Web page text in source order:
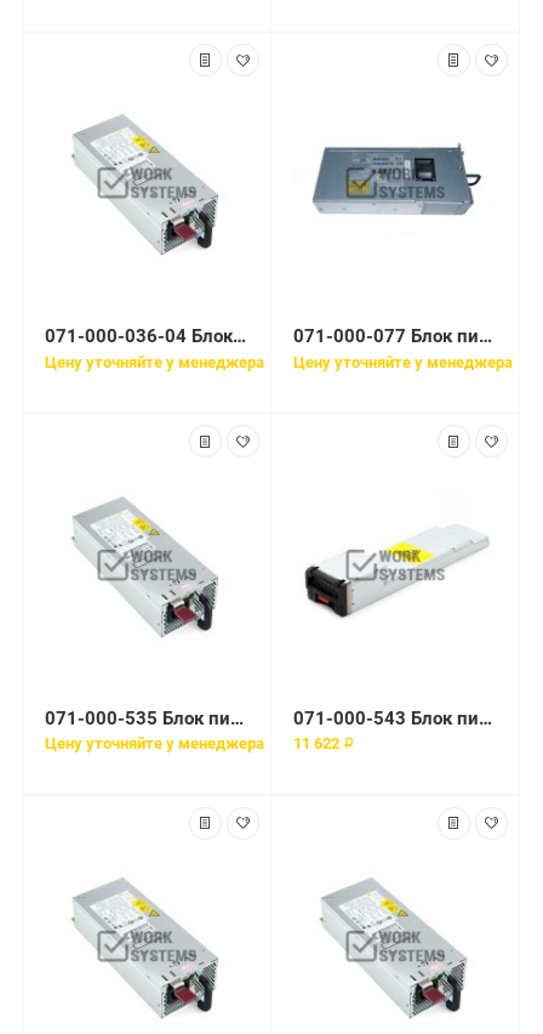
071-000-036-04 Блок питания EMC 1100W Power Supply for VNX2
Цену уточняйте у менеджера
071-000-077 Блок питания EMC 1711 Вт Power Supply
Цену уточняйте у менеджера
071-000-535 Блок питания EMC 400W PSU unit for VNX DAE 15 slot
Цену уточняйте у менеджера
071-000-543 Блок питания EMC 400 Вт
11 622 ₽